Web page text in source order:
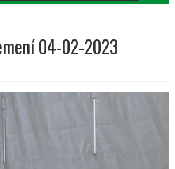
04-02-2023